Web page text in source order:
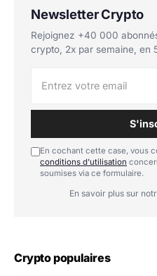
Newsletter Crypto
Rejoignez +40 000
crypto, 2x par semaine, en
En cochant cette case, vous
conditions d'utilisation
soumises via ce formulaire.
En savoir plus sur
Crypto populaires